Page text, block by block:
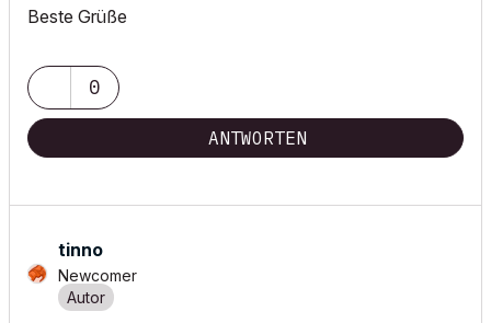
Beste Grüße
0
ANTWORTEN
tinno
Newcomer